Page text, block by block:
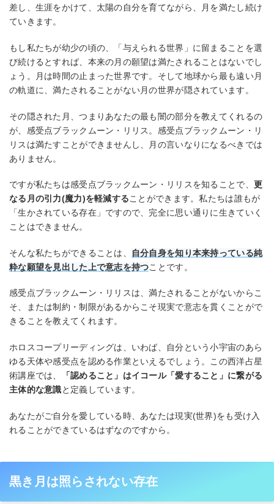
差し、生涯をかけて、太陽の自分を育てながら、月を満たし続け
ていきます。
もし私たちが幼少の頃の、「与えられる世界」に留まることを選
び続けるとすれば、本来の月の願望は満たされることはないでし
ょう。月は時間の止まった世界です。そして地球から最も遠い月
の軌道に、満たされることがない月の世界が隠されています。
その隠された月、つまりあなたの最も闇の部分を教えてくれるの
が、感受点ブラックムーン・リリス。感受点ブラックムーン・リ
リスは満たすことができませんし、月の言いなりになるべきでは
ありません。
ですが私たちは感受点ブラックムーン・リリスを知ることで、 更
なる月の引力(魔力)を軽減することができます。私たちは誰もが
「生かされている存在」ですので、完全に思い通りに生きていく
ことはできません。
そんな私たちができることは、
自分自身を知り本来持っている純
粋な願望を見出した上で意志を持つことです。
感受点ブラックムーン・リリスは、満たされることがないからこ
そ、または制約・制限があるからこそ現実で意志を貫くことがで
きることを教えてくれます。
ホロスコープリーディングは、いわば、自分という小宇宙のあら
ゆる天体や感受点を認める作業といえるでしょう。この西洋占星
術講座では、
「認めること」はイコール「愛すること」に繋がる
主体的な意識と定義しています。
あなたがご自分を愛している時、あなたは現実(世界)をも受け入
れることができているはずなのですから。
黒き月は照らされない存在